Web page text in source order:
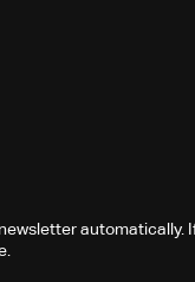
automatically.